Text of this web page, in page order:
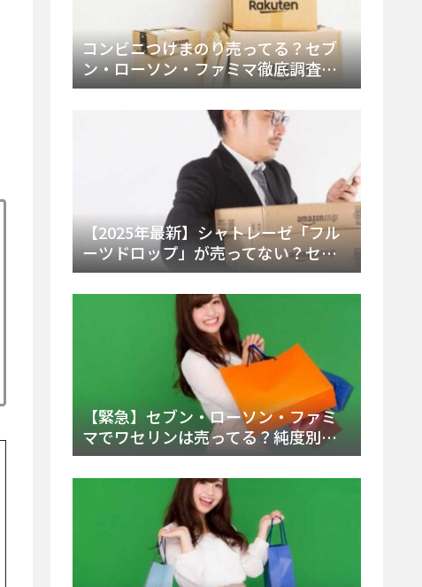
コンビニつけまのり売ってる？セブ
ン・ローソン・ファミマ徹底調査！
ドンキや薬局、Amazon楽天で買う方
【2025年最新】シャトレーゼ「フル
ーツドロップ」が売ってない？セブ
ンでの販売終了理由と代替アイスを
徹底解説！
【緊急】セブン・ローソン・ファミ
マでワセリンは売ってる？純度別お
すすめ品と販売場所を徹底まとめ